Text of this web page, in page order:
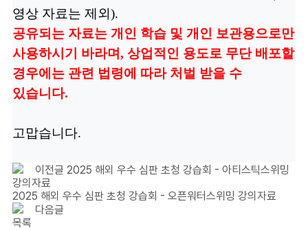
영상 자료는 제외).
공유되는 자료는 개인 학습 및 개인 보관용으로만
사용하시기 바라며, 상업적인 용도로 무단 배포할
경우에는 관련 법령에 따라 처벌 받을 수
있습니다.
고맙습니다.
이전글 2025 해외 우수 심판 초청 강습회 - 아티스틱스위밍
강의자료
2025 해외 우수 심판 초청 강습회 - 오픈워터스위밍 강의자료
다음글
목록